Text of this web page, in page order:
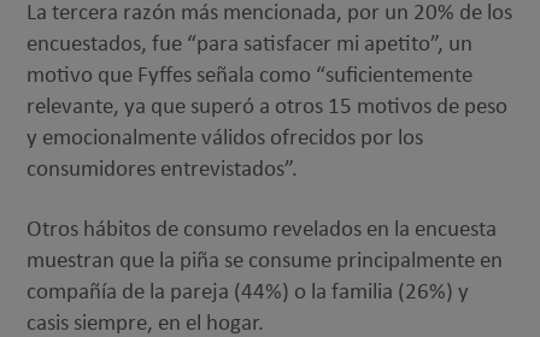
La tercera razón más mencionada, por un 20% de los
encuestados, fue “para satisfacer mi apetito”, un
motivo que Fyffes señala como “suficientemente
relevante, ya que superó a otros 15 motivos de peso
y emocionalmente válidos ofrecidos por los
consumidores entrevistados”.
Otros hábitos de consumo revelados en la encuesta
muestran que la piña se consume principalmente en
compañía de la pareja (44%) o la familia (26%) y
casis siempre, en el hogar.